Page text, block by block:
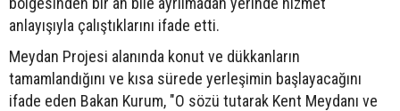
anlayışıyla çalıştıklarını ifade etti.
Meydan Projesi alanında konut ve dükkanların
tamamlandığını ve kısa sürede yerleşimin başlayacağını
ifade eden Bakan Kurum, "O sözü tutarak Kent Meydanı ve